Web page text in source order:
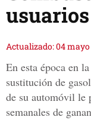
Actualizado: 04 mayo
En esta época en
sustitución de
de su automóvil le
semanales de